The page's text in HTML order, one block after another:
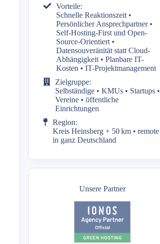
Vorteile:
Schnelle Reaktionszeit •
Persönlicher Ansprechpartner •
Self-Hosting-First und Open-
Source-Orientiert •
Datensouveränität statt Cloud-
Abhängigkeit • Planbare IT-
Kosten • IT-Projektmanagement
Zielgruppe:
Selbständige • KMUs • Startups •
Vereine • öffentliche
Einrichtungen
Region:
Kreis Heinsberg + 50 km • remote
in ganz Deutschland
Unsere Partner